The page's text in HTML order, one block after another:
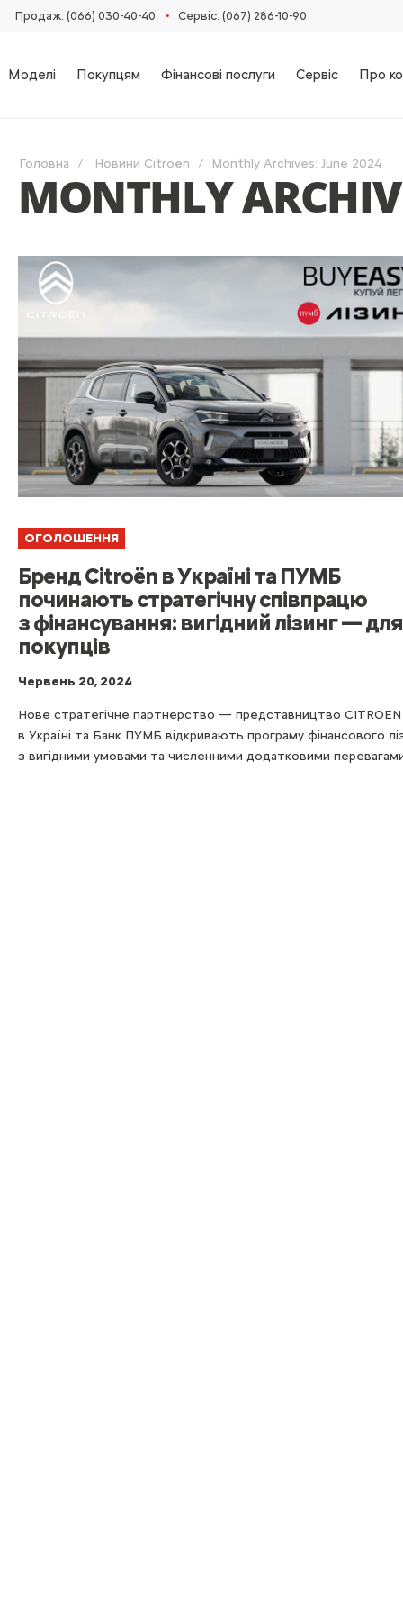
Продаж: (066) 030-40-40 • Сервіс: (067) 286-10-90
Моделі Покупцям Фінансові послуги Сервіс Про
Головна Новини Citroën Monthly Archives: June 2024
MONTHLY
ОГОЛОШЕННЯ
Бренд Citroën в Україні та ПУМБ
починають стратегічну співпрацю
з фінансування: вигідний лізинг — для
покупців
Червень 20, 2024
Нове стратегічне партнерство — представництво CITROEN
в Україні та Банк ПУМБ відкривають програму фінансового
з вигідними умовами та численними додатковими